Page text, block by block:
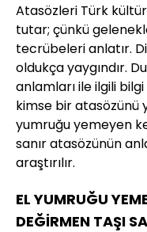
Atasözleri Türk
tutar; çünkü
tecrübeleri anlatır.
oldukça yaygındır.
anlamları ile ilgili
kimse bir atasözünü
yumruğu yemeyen
sanır atasözünün
araştırılır.
EL YUMRUĞU
DEĞİRMEN TAŞI